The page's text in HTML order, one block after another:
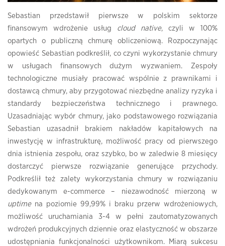
Sebastian przedstawił pierwsze w polskim sektorze
finansowym wdrożenie usług cloud native, czyli w 100%
opartych o publiczną chmurę obliczeniową. Rozpoczynając
opowieść Sebastian podkreślił, co czyni wykorzystanie chmury
w usługach finansowych dużym wyzwaniem. Zespoły
technologiczne musiały pracować wspólnie z prawnikami i
dostawcą chmury, aby przygotować niezbędne analizy ryzyka i
standardy bezpieczeństwa technicznego i prawnego.
Uzasadniając wybór chmury, jako podstawowego rozwiązania
Sebastian uzasadnił brakiem nakładów kapitałowych na
inwestycję w infrastrukturę, możliwość pracy od pierwszego
dnia istnienia zespołu, oraz szybko, bo w zaledwie 8 miesięcy
dostarczyć pierwsze rozwiązanie generujące przychody.
Podkreślił też zalety wykorzystania chmury w rozwiązaniu
dedykowanym e-commerce – niezawodność mierzoną w
uptimena poziomie 99,99% i braku przerw wdrożeniowych,
możliwość uruchamiania 3-4 w pełni zautomatyzowanych
wdrożeń produkcyjnych dziennie oraz elastyczność w obszarze
udostępniania funkcjonalności użytkownikom. Miarą sukcesu